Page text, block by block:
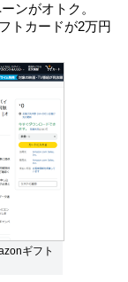
ンがオトク。
トカードが2万円
ギフト